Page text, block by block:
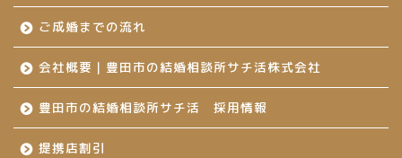
ご成婚までの流れ
会社概要｜豊田市の結婚相談所サチ活株式会社
豊田市の結婚相談所サチ活 採用情報
提携店割引